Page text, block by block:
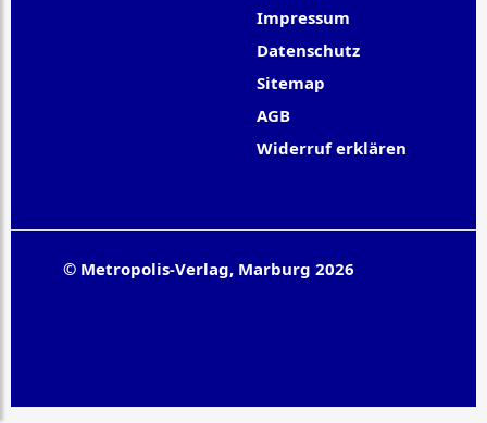
Impressum
Datenschutz
Sitemap
AGB
Widerruf erklären
© Metropolis-Verlag, Marburg 2026